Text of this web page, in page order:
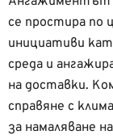
се простира по
инициативи
среда и
на доставки.
справяне с
за намаляване